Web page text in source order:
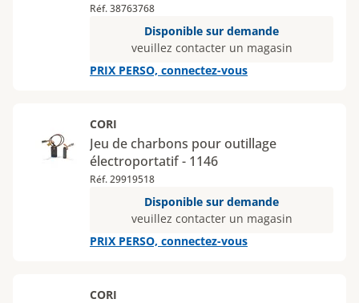
Réf. 38763768
Disponible sur demande
veuillez contacter un magasin
PRIX PERSO, connectez-vous
CORI
Jeu de charbons pour outillage
électroportatif - 1146
Réf. 29919518
Disponible sur demande
veuillez contacter un magasin
PRIX PERSO, connectez-vous
CORI